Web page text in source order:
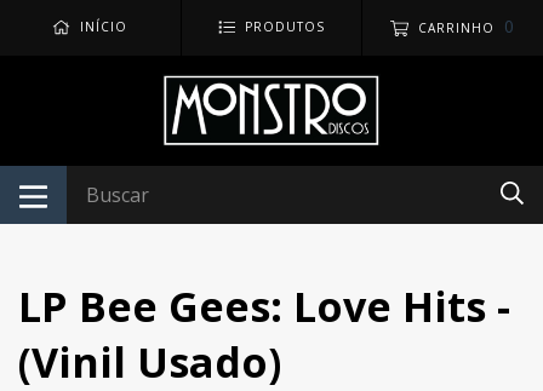
INÍCIO PRODUTOS CARRINHO 0
LP Bee Gees: Love Hits -
(Vinil Usado)